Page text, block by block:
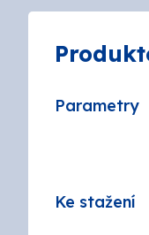
HB -
Parametry
Ke stažení